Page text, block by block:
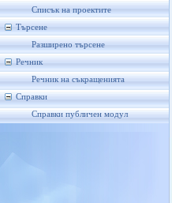
Списък на проектите
Търсене
Разширено търсене
Речник
Речник на съкращенията
Справки
Справки публичен модул